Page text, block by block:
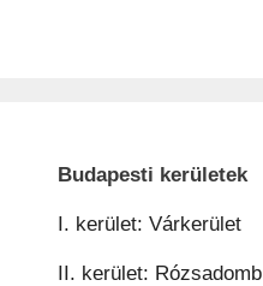
Budapesti kerületek
I. kerület: Várkerület
II. kerület: Rózsadomb